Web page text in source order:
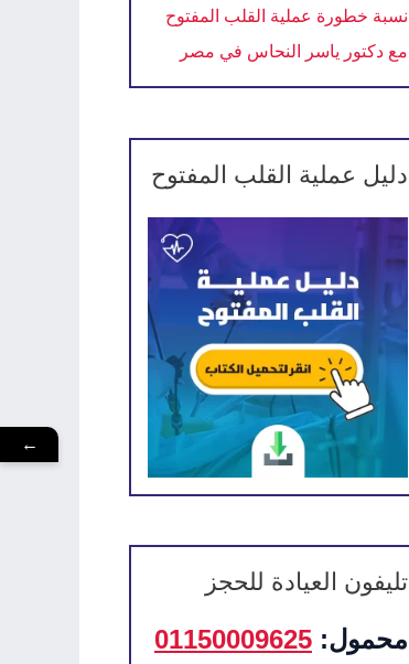
نسبة خطورة عملية القلب المفتوح
مع دكتور ياسر النحاس في مصر
دليل عملية القلب المفتوح
تليفون العيادة للحجز
محمول: 01150009625
←